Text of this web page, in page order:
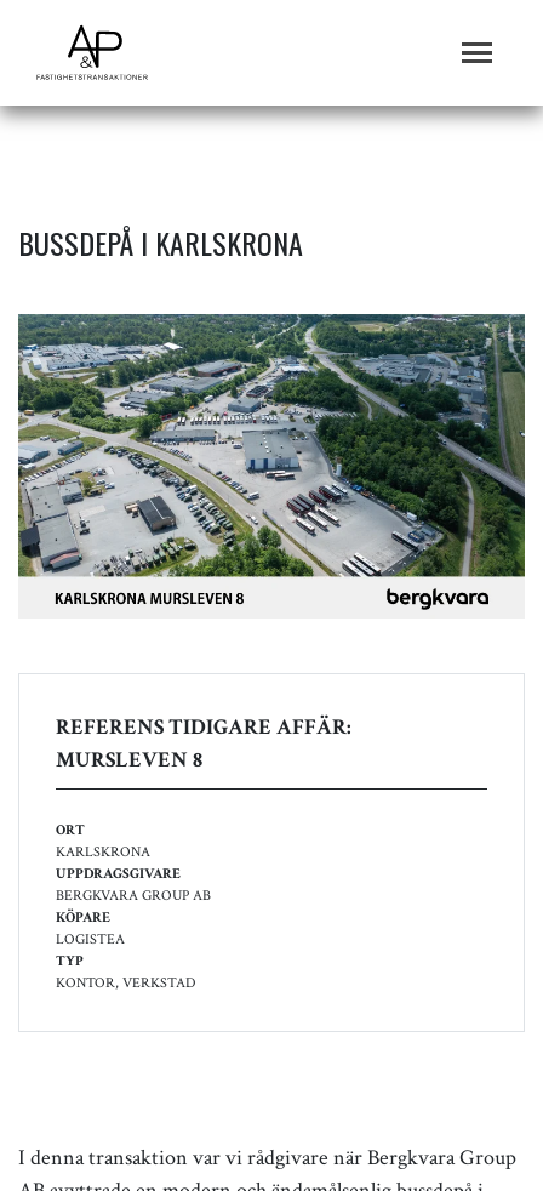
BUSSDEPÅ I KARLSKRONA
REFERENS TIDIGARE AFFÄR:
MURSLEVEN 8
ORT
KARLSKRONA
UPPDRAGSGIVARE
BERGKVARA GROUP AB
KÖPARE
LOGISTEA
TYP
KONTOR, VERKSTAD
I denna transaktion var vi rådgivare när Bergkvara Group